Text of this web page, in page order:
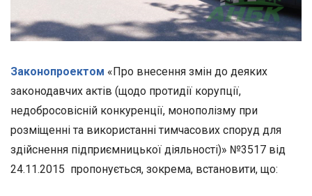
Законопроектом «Про внесення змін до деяких
законодавчих актів (щодо протидії корупції,
недобросовісній конкуренції, монополізму при
розміщенні та використанні тимчасових споруд для
здійснення підприємницької діяльності)» №3517 від
24.11.2015 пропонується, зокрема, встановити, що: